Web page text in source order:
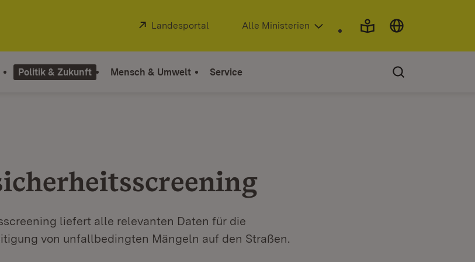
Extern:
Landesportal (Öffnet in neuem Fenster)
Alle Ministerien
Politik & Zukunft Mensch & Umwelt Service
liefert alle relevanten Daten für die
von unfallbedingten Mängeln auf den Straßen.